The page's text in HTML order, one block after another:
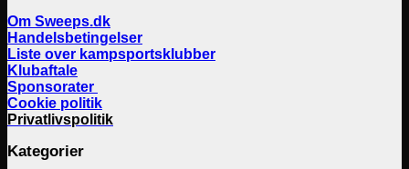
Om Sweeps.dk
Handelsbetingelser
Liste over kampsportsklubber
Klubaftale
Sponsorater
Cookie politik
Privatlivspolitik
Kategorier